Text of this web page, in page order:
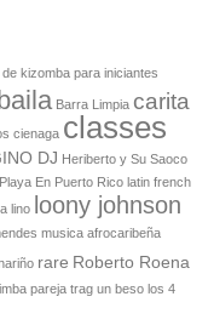
de kizomba para iniciantes
baila Barra Limpia carita
cienaga classes
DJ Heriberto y Su Saoco
Playa En Puerto Rico latin french
lino loony johnson
musica afrocaribeña
rare Roberto Roena
pareja trag un beso los 4